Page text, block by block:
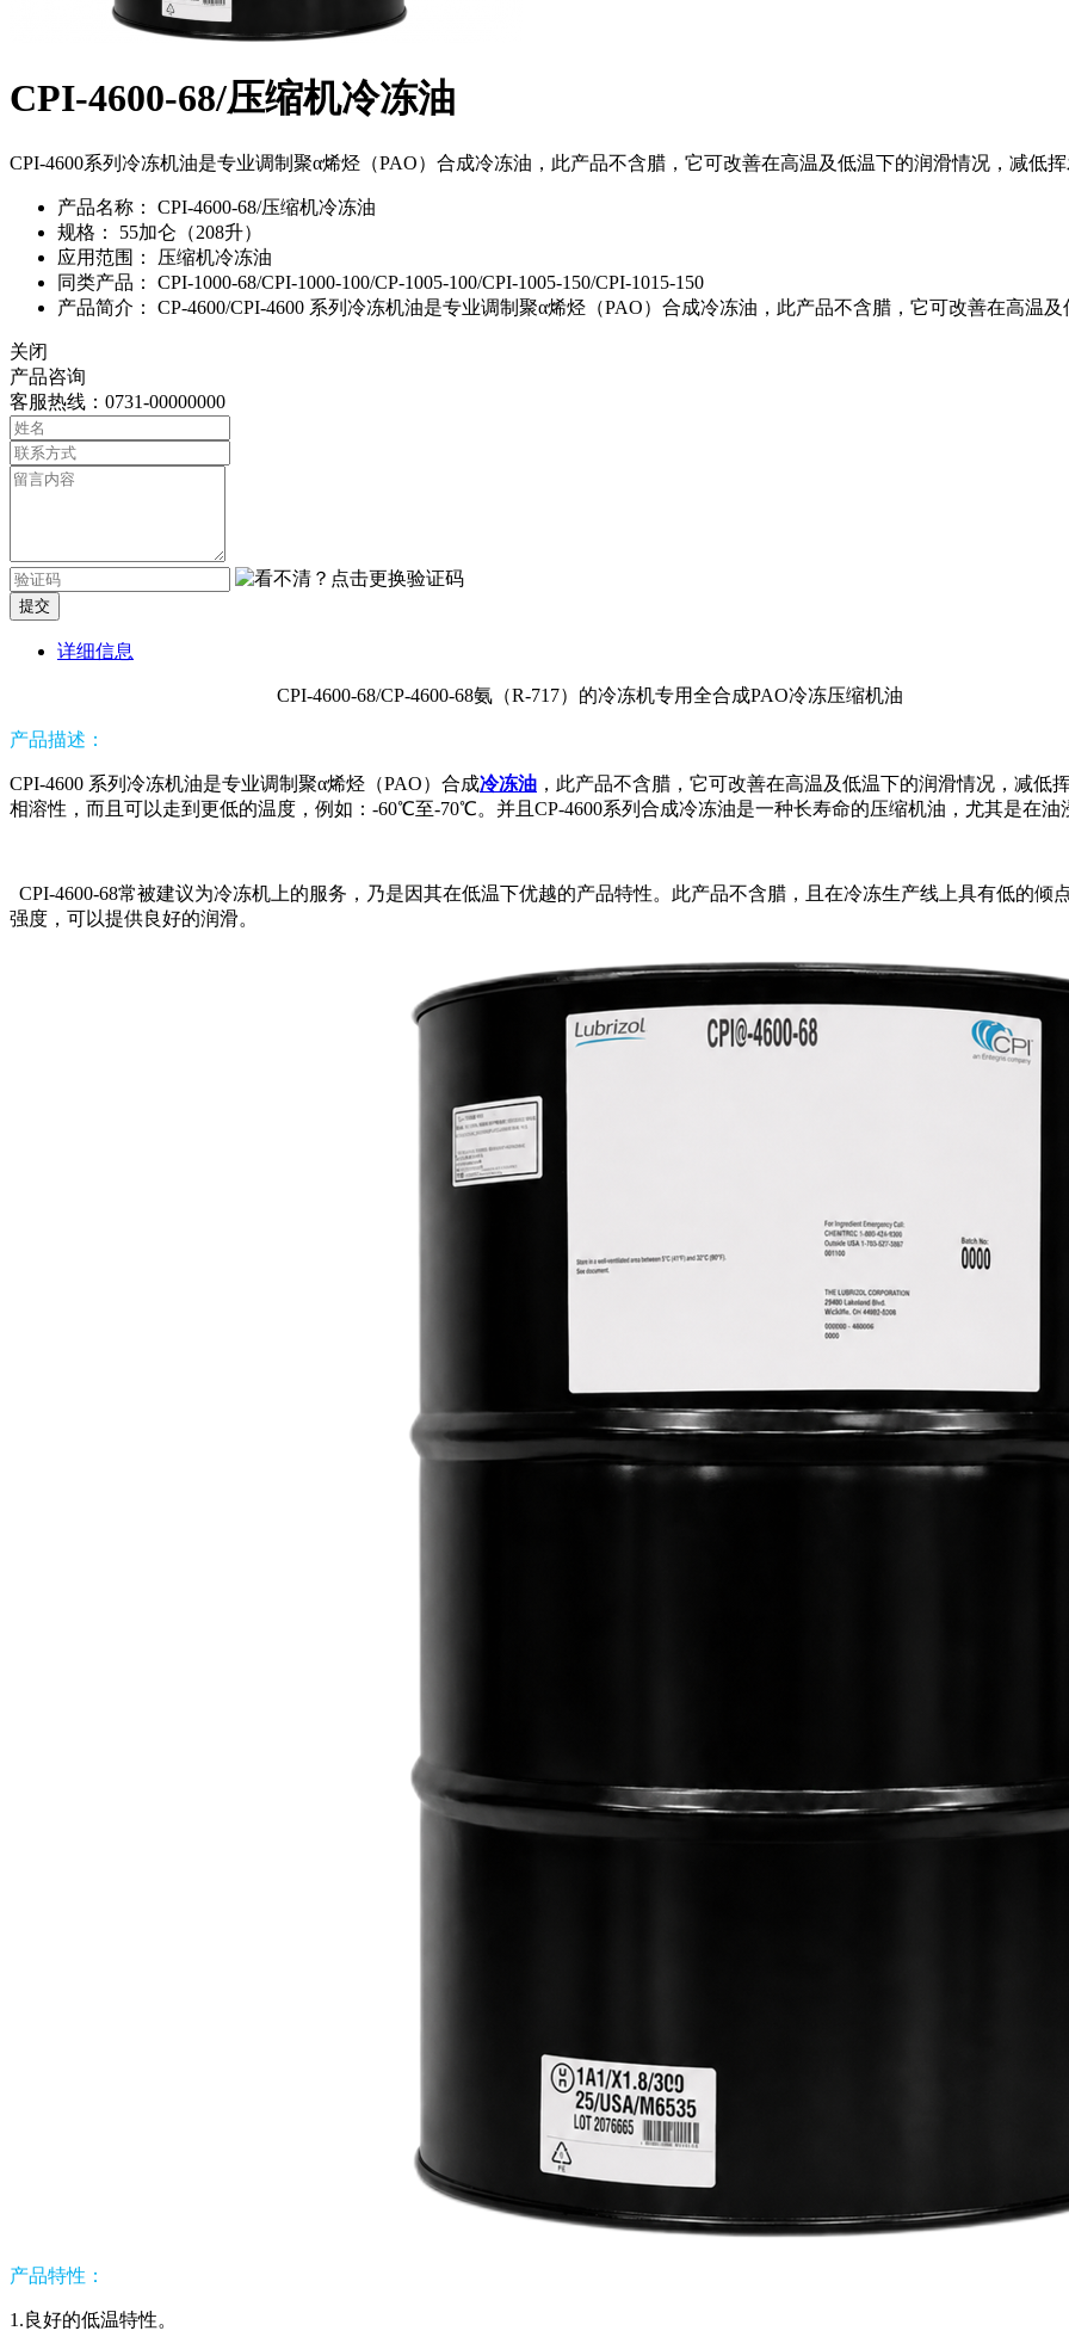
CPI-4600-68/压缩机冷冻油
CPI-4600系列冷冻机油是专业调制聚α烯烃（PAO）合成冷冻油，此产品不含腊，它可改善在高温及低温下的润滑情况，减低
产品名称：
CPI-4600-68/压缩机冷冻油
规格：
55加仑（208升）
应用范围：
压缩机冷冻油
同类产品：
CPI-1000-68/CPI-1000-100/CP-1005-100/CPI-1005-150/CPI-1015-150
产品简介：
CP-4600/CPI-4600 系列冷冻机油是专业调制聚α烯烃（PAO）合成冷冻油，此产品不含腊，它可改善在高温
关闭
产品咨询
客服热线：0731-00000000
提交
详细信息
CPI-4600-68/CP-4600-68氨（R-717）的冷冻机专用全合成PAO冷冻压缩机油
产品描述：
CPI-4600 系列冷冻机油是专业调制聚α烯烃（PAO）合成冷冻油 ，此产品不含腊，它可改善在高温及低温下的润滑情况，减
相溶性，而且可以走到更低的温度，例如：-60℃至-70℃。并且CP-4600系列合成冷冻油是一种长寿命的压缩机油，尤其是在油
CPI-4600-68常被建议为冷冻机上的服务，乃是因其在低温下优越的产品特性。此产品不含腊，且在冷冻生产线上具有低的倾
强度，可以提供良好的润滑。
产品特性：
1.良好的低温特性。